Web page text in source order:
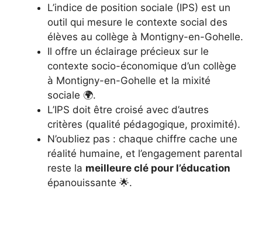
L’indice de position sociale (IPS) est un
outil qui mesure le contexte social des
élèves au collège à Montigny-en-Gohelle.
Il offre un éclairage précieux sur le
contexte socio-économique d’un collège
à Montigny-en-Gohelle et la mixité
sociale 🌍.
L’IPS doit être croisé avec d’autres
critères (qualité pédagogique, proximité).
N’oubliez pas : chaque chiffre cache une
réalité humaine, et l’engagement parental
reste la meilleure clé pour l’éducation
épanouissante 🌟.